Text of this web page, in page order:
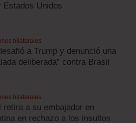
Estados Unidos
bilaterales
a Trump y denunció una
deliberada” contra Brasil
bilaterales
retira a su embajador en
en rechazo a los insultos